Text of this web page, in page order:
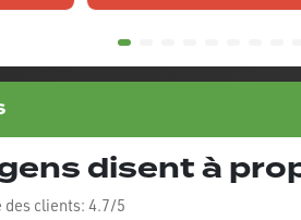
disent à
des clients: 4.7/5